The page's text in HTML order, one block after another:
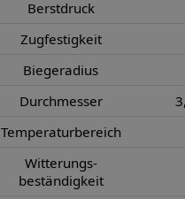
Berstdruck
Zugfestigkeit
Biegeradius
Durchmesser
Temperaturbereich
Witterungs-
beständigkeit